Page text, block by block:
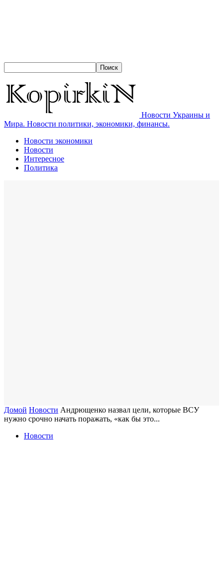
Новости Украины и
Мира. Новости политики, экономики, финансы.
Новости экономики
Новости
Интересное
Политика
Домой Новости Андрющенко назвал цели, которые ВСУ
нужно срочно начать поражать, «как бы это...
Новости